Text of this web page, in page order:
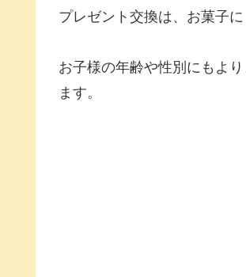
プレゼント交換は、お菓子
お子様の年齢や性別にもよ
ます。